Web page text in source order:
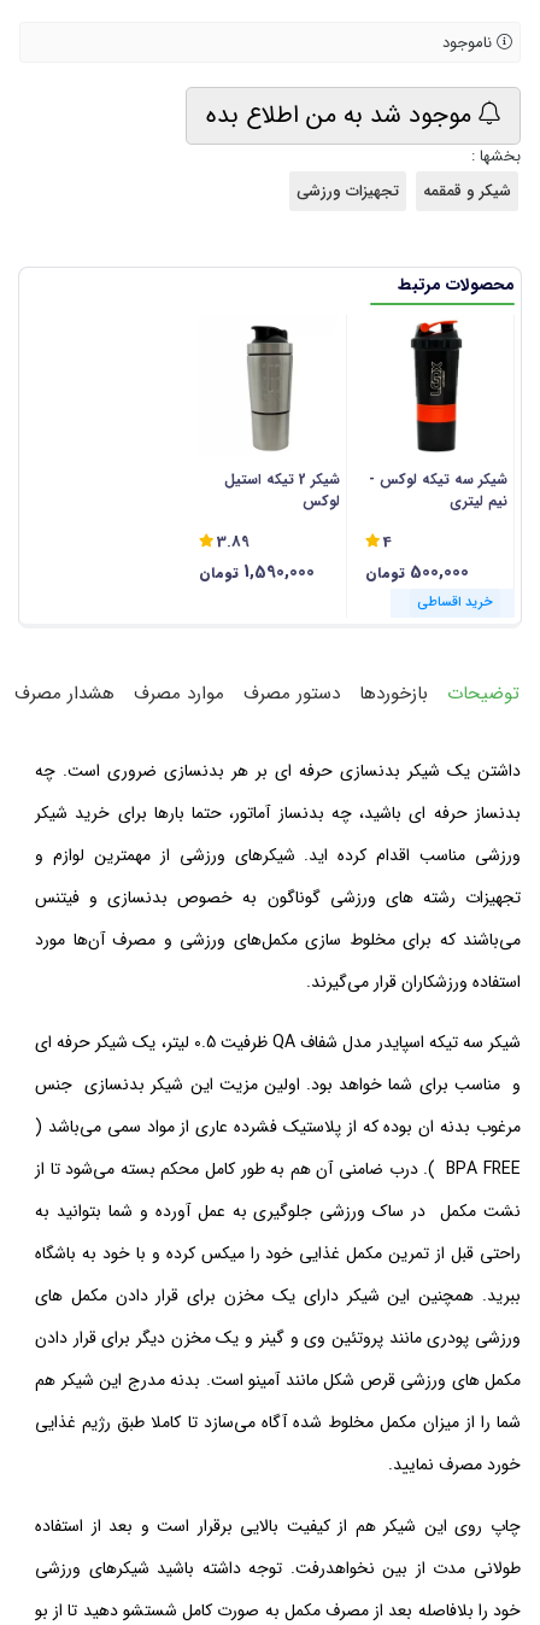
ناموجود
موجود شد به من اطلاع بده
بخشها :
شیکر و قمقمه
تجهیزات ورزشی
محصولات مرتبط
شیکر سه تیکه لوکس -
نیم لیتری
4
500,000 تومان
خرید اقساطی
شیکر 2 تیکه استیل
لوکس
3.89
1,590,000 تومان
خرید اقساطی
توضیحات بازخوردها دستور مصرف موارد مصرف هشدار مصرف
داشتن یک شیکر بدنسازی حرفه ای بر هر بدنسازی ضروری است. چه
بدنساز حرفه ای باشید، چه بدنساز آماتور، حتما بارها برای خرید شیکر
ورزشی مناسب اقدام کرده اید. شیکرهای ورزشی از مهمترین لوازم و
تجهیزات رشته های ورزشی گوناگون به خصوص بدنسازی و فیتنس
می‌باشند که برای مخلوط سازی مکمل‌های ورزشی و مصرف آن‌ها مورد
استفاده ورزشکاران قرار می‌گیرند.
شیکر سه تیکه اسپایدر مدل شفاف QA ظرفیت 0.5 لیتر، یک شیکر حرفه ای
و مناسب برای شما خواهد بود. اولین مزیت این شیکر بدنسازی جنس
مرغوب بدنه ان بوده که از پلاستیک فشرده عاری از مواد سمی می‌باشد (
BPA FREE ). درب ضامنی آن هم به طور کامل محکم بسته می‌شود تا از
نشت مکمل در ساک ورزشی جلوگیری به عمل آورده و شما بتوانید به
راحتی قبل از تمرین مکمل غذایی خود را میکس کرده و با خود به باشگاه
ببرید. همچنین این شیکر دارای یک مخزن برای قرار دادن مکمل های
ورزشی پودری مانند پروتئین وی و گینر و یک مخزن دیگر برای قرار دادن
مکمل های ورزشی قرص شکل مانند آمینو است. بدنه مدرج این شیکر هم
شما را از میزان مکمل مخلوط شده آگاه می‌سازد تا کاملا طبق رژیم غذایی
خورد مصرف نمایید.
چاپ روی این شیکر هم از کیفیت بالایی برقرار است و بعد از استفاده
طولانی مدت از بین نخواهدرفت. توجه داشته باشید شیکرهای ورزشی
خود را بلافاصله بعد از مصرف مکمل به صورت کامل شستشو دهید تا از بو